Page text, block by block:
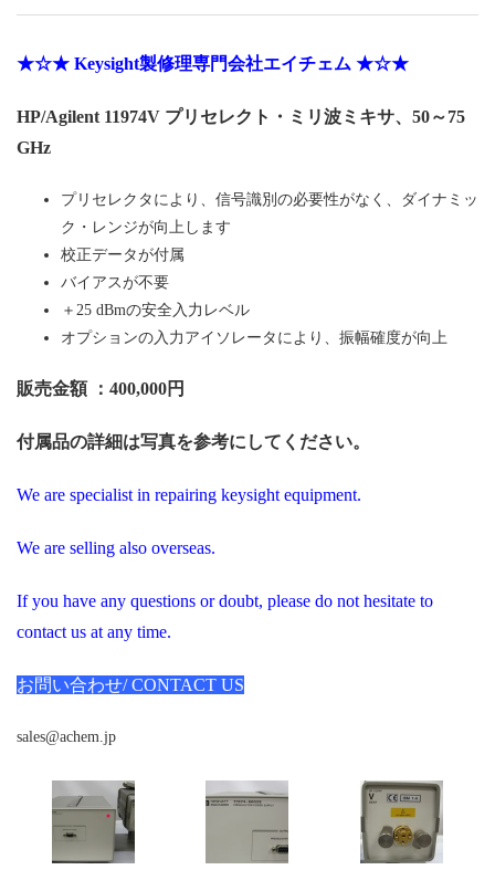
★☆★ Keysight製修理専門会社エイチェム ★☆★
HP/Agilent 11974V プリセレクト・ミリ波ミキサ、50～75
GHz
プリセレクタにより、信号識別の必要性がなく、ダイナミッ
ク・レンジが向上します
校正データが付属
バイアスが不要
＋25 dBmの安全入力レベル
オプションの入力アイソレータにより、振幅確度が向上
販売金額 ：400,000円
付属品の詳細は写真を参考にしてください。
We are specialist in repairing keysight equipment.
We are selling also overseas.
If you have any questions or doubt, please do not hesitate to
contact us at any time.
お問い合わせ/ CONTACT US
sales@achem.jp